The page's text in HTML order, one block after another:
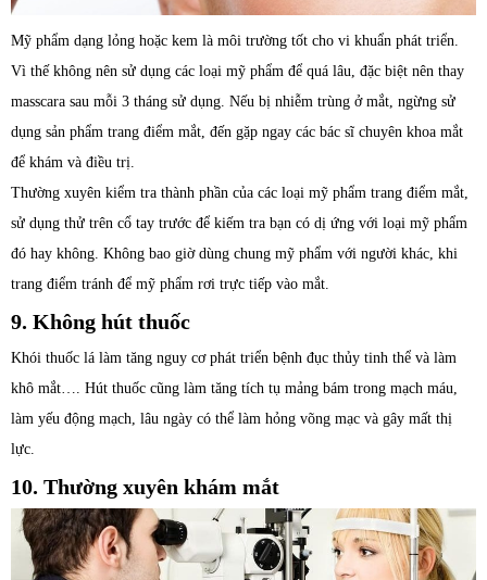
Mỹ phẩm dạng lỏng hoặc kem là môi trường tốt cho vi khuẩn phát triển.
Vì thế không nên sử dụng các loại mỹ phẩm để quá lâu, đặc biệt nên thay
masscara sau mỗi 3 tháng sử dụng. Nếu bị nhiễm trùng ở mắt, ngừng sử
dụng sản phẩm trang điểm mắt, đến gặp ngay các bác sĩ chuyên khoa mắt
để khám và điều trị.
Thường xuyên kiểm tra thành phần của các loại mỹ phẩm trang điểm mắt,
sử dụng thử trên cổ tay trước để kiếm tra bạn có dị ứng với loại mỹ phẩm
đó hay không. Không bao giờ dùng chung mỹ phẩm với người khác, khi
trang điểm tránh để mỹ phẩm rơi trực tiếp vào mắt.
9. Không hút thuốc
Khói thuốc lá làm tăng nguy cơ phát triển bệnh đục thủy tinh thể và làm
khô mắt…. Hút thuốc cũng làm tăng tích tụ mảng bám trong mạch máu,
làm yếu động mạch, lâu ngày có thể làm hỏng võng mạc và gây mất thị
lực.
10. Thường xuyên khám mắt